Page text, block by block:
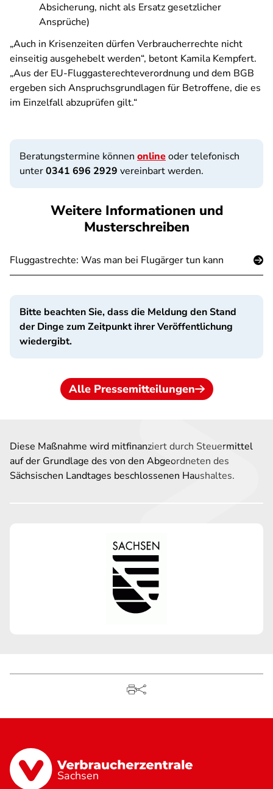
Absicherung, nicht als Ersatz gesetzlicher
Ansprüche)
„Auch in Krisenzeiten dürfen Verbraucherrechte nicht
einseitig ausgehebelt werden“, betont Kamila Kempfert.
„Aus der EU-Fluggasterechteverordnung und dem BGB
ergeben sich Anspruchsgrundlagen für Betroffene, die es
im Einzelfall abzuprüfen gilt.“
Beratungstermine können onlineoder telefonisch
unter0341 696 2929 vereinbart werden.
Weitere Informationen und
Musterschreiben
Fluggastrechte: Was man bei Flugärger tun kann
Bitte beachten Sie, dass die Meldung den Stand
der Dinge zum Zeitpunkt ihrer Veröffentlichung
wiedergibt.
Alle Pressemitteilungen
Diese Maßnahme wird mitfinanziert durch Steuermittel
auf der Grundlage des von den Abgeordneten des
Sächsischen Landtages beschlossenen Haushaltes.
Sachsen